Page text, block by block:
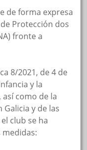
de forma expresa
Protección dos
fronte a
8/2021, de 4 de
y la
como de la
y de las
club se ha